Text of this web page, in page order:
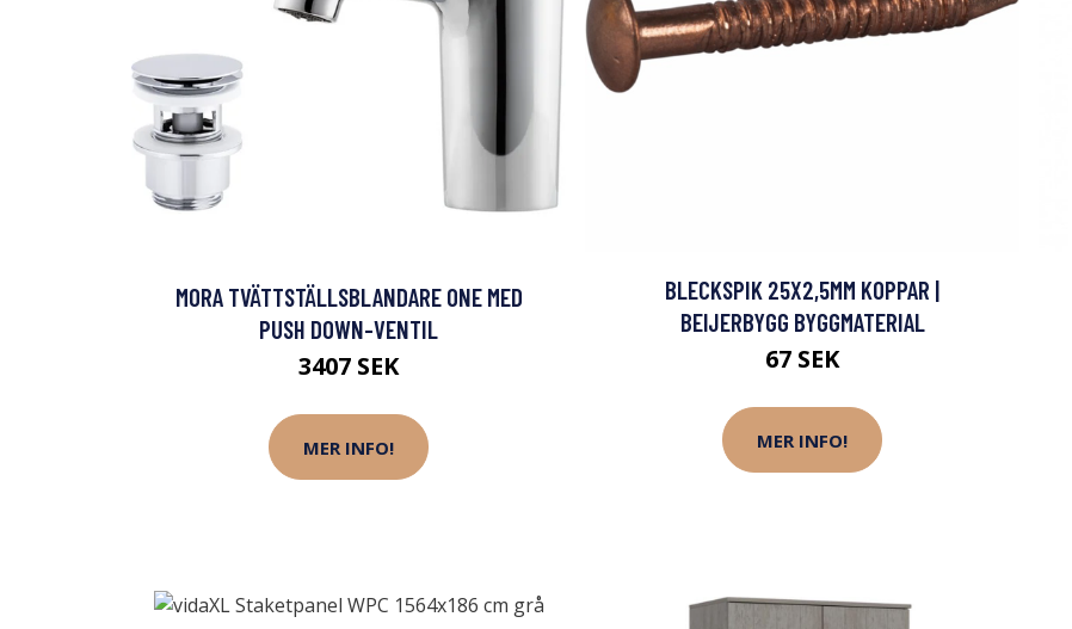
MORA TVÄTTSTÄLLSBLANDARE ONE MED
PUSH DOWN-VENTIL
3407 SEK
MER INFO!
BLECKSPIK 25X2,5MM KOPPAR |
BEIJERBYGG BYGGMATERIAL
67 SEK
MER INFO!